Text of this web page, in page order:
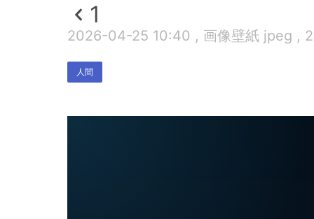
1
2026-04-25 10:40 , 画像壁紙 jpeg ,
人間